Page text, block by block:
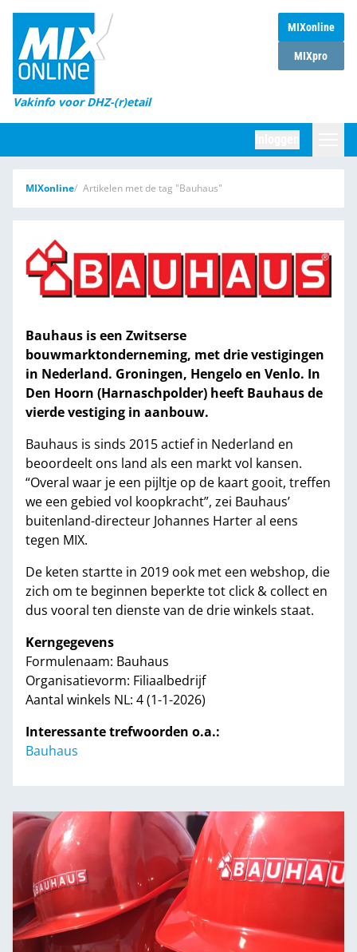
MIXonline
MIXpro
Vakinfo voor DHZ-(r)etail
Home
Magazines
DHZ Sessie
Marktcijfers
Partners
MIXonline Artikelen met de tag "Bauhaus"
Bauhaus is een Zwitserse
bouwmarktonderneming, met drie vestigingen
in Nederland. Groningen, Hengelo en Venlo. In
Den Hoorn (Harnaschpolder) heeft Bauhaus de
vierde vestiging in aanbouw.
Bauhaus is sinds 2015 actief in Nederland en
beoordeelt ons land als een markt vol kansen.
“Overal waar je een pijltje op de kaart gooit, treffen
we een gebied vol koopkracht”, zei Bauhaus’
buitenland-directeur Johannes Harter al eens
tegen MIX.
De keten startte in 2019 ook met een webshop, die
zich om te beginnen beperkte tot click & collect en
dus vooral ten dienste van de drie winkels staat.
Kerngegevens
Formulenaam: Bauhaus
Organisatievorm: Filiaalbedrijf
Aantal winkels NL: 4 (1-1-2026)
Interessante trefwoorden o.a.:
Bauhaus